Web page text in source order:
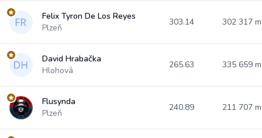
Felix Tyron De Los Reyes
Plzeň
303.14 302 317
David Hrabačka
Hlohová
265.63 335 659
Flusynda
Plzeň
240.89 211 707